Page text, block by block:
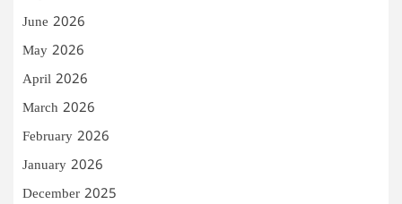
June 2026
May 2026
April 2026
March 2026
February 2026
January 2026
December 2025